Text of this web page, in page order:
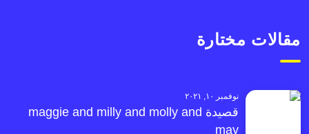
مقالات مختارة
نوفمبر ١٠, ٢٠٢١
قصيدة maggie and milly and molly and
may